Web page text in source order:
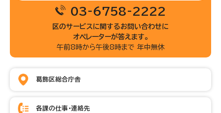
03-6758-2222
区のサービスに関するお問い合わせに
オペレーターが答えます。
午前8時から午後8時まで 年中無休
葛飾区総合庁舎
各課の仕事・連絡先